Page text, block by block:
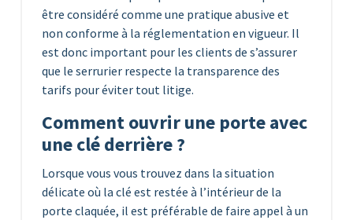
être considéré comme une pratique abusive et
non conforme à la réglementation en vigueur. Il
est donc important pour les clients de s’assurer
que le serrurier respecte la transparence des
tarifs pour éviter tout litige.
Comment ouvrir une porte avec
une clé derrière ?
Lorsque vous vous trouvez dans la situation
délicate où la clé est restée à l’intérieur de la
porte claquée, il est préférable de faire appel à un